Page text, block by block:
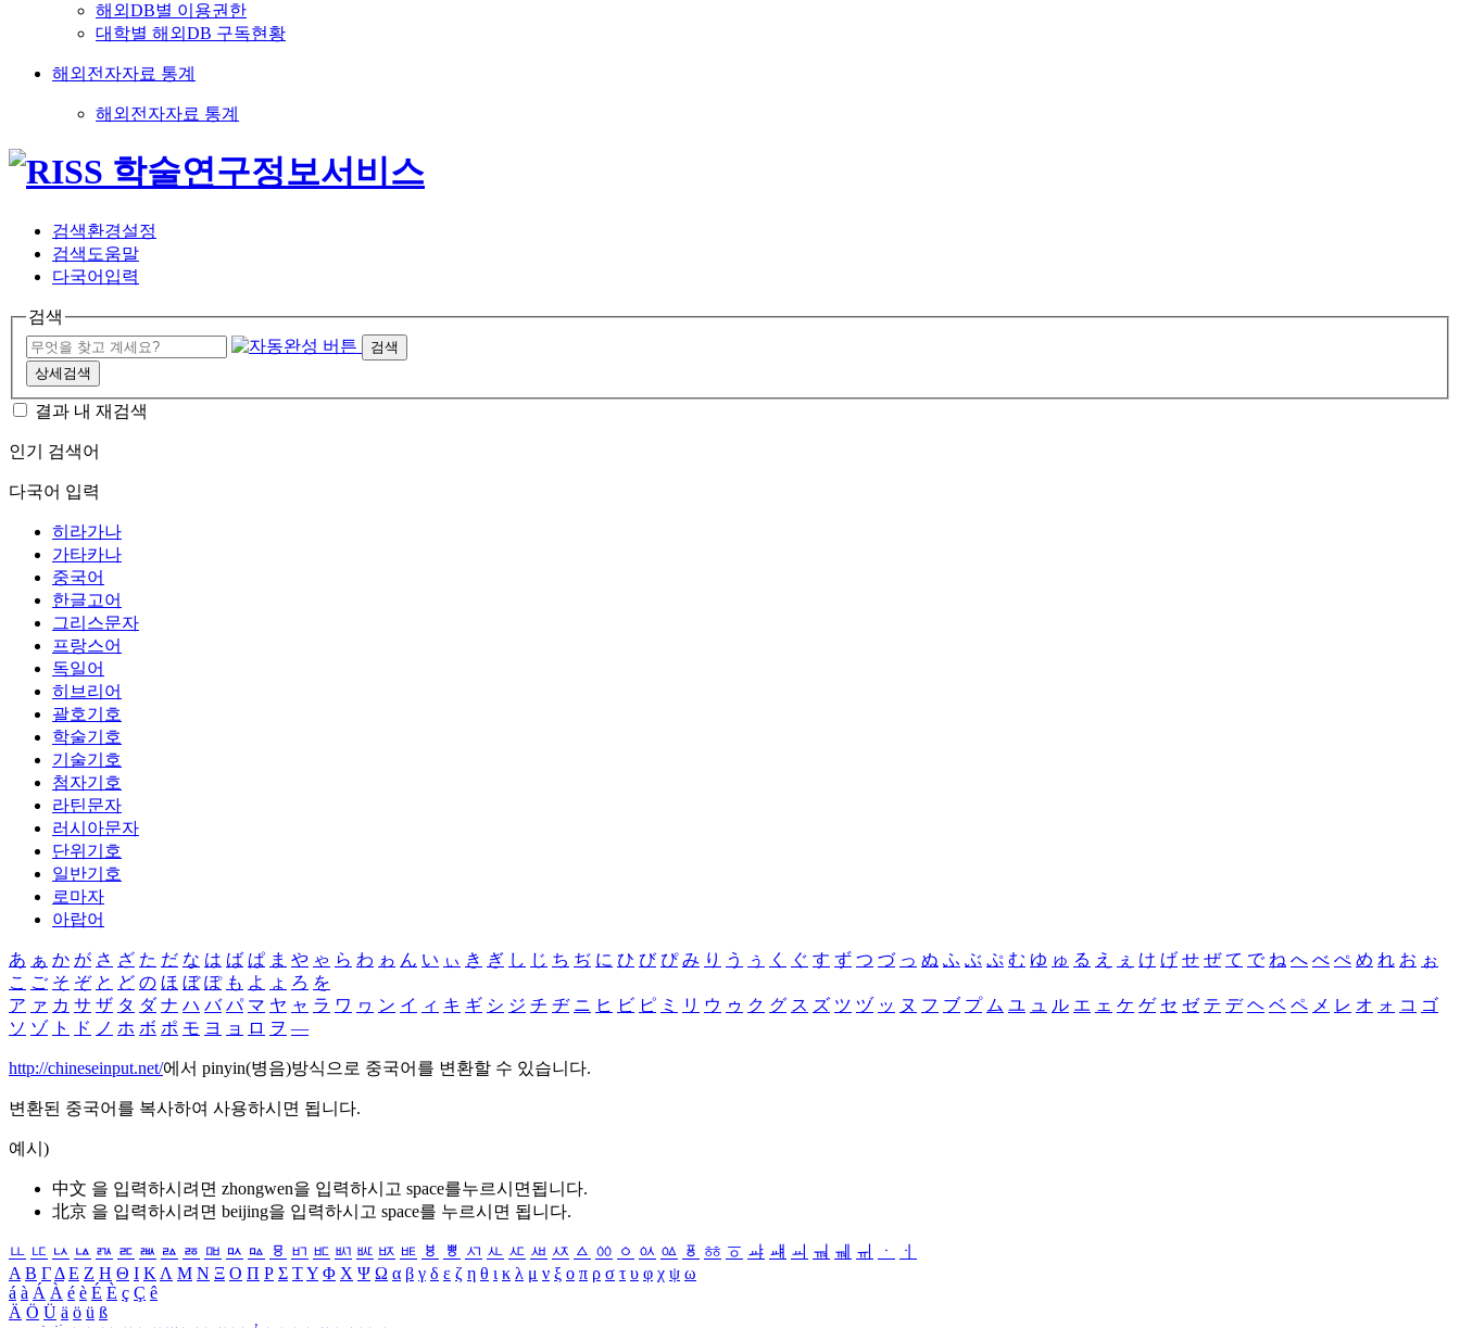
해외DB별 이용권한
대학별 해외DB 구독현황
해외전자자료 통계
해외전자자료 통계
검색환경설정
검색도움말
다국어입력
검색
검색
상세검색
결과 내 재검색
인기 검색어
다국어 입력
히라가나
가타카나
중국어
한글고어
그리스문자
프랑스어
독일어
히브리어
괄호기호
학술기호
기술기호
첨자기호
라틴문자
러시아문자
단위기호
일반기호
로마자
아랍어
あ ぁ か が さ ざ た だ な は ば ぱ ま や ゃ ら わ ゎ ん い ぃ き ぎ し じ ち ぢ に ひ び ぴ み り う ぅ く ぐ す ず つ づ っ ぬ ふ ぶ ぷ む ゆ ゅ る え ぇ け げ せ ぜ て で ね へ べ ぺ め れ お ぉ
こ ご そ ぞ と ど の ほ ぼ ぽ も よ ょ ろ を
ア ァ カ サ ザ タ ダ ナ ハ バ パ マ ヤ ャ ラ ワ ヮ ン イ ィ キ ギ シ ジ チ ヂ ニ ヒ ビ ピ ミ リ ウ ゥ ク グ ス ズ ツ ヅ ッ ヌ フ ブ プ ム ユ ュ ル エ ェ ケ ゲ セ ゼ テ デ ヘ ベ ペ メ レ オ ォ コ ゴ
ソ ゾ ト ド ノ ホ ボ ポ モ ヨ ョ ロ ヲ ―
http://chineseinput.net/에서 pinyin(병음)방식으로 중국어를 변환할 수 있습니다.
변환된 중국어를 복사하여 사용하시면 됩니다.
예시)
中文 을 입력하시려면 zhongwen을 입력하시고 space를누르시면됩니다.
北京 을 입력하시려면 beijing을 입력하시고 space를 누르시면 됩니다.
ㅥ ㅦ ㅧ ㅨ ㅩ ㅪ ㅫ ㅬ ㅭ ㅮ ㅯ ㅰ ㅱ ㅲ ㅳ ㅴ ㅵ ㅶ ㅷ ㅸ ㅹ ㅺ ㅻ ㅼ ㅽ ㅾ ㅿ ㆀ ㆁ ㆂ ㆃ ㆄ ㆅ ㆆ ㆇ ㆈ ㆉ ㆊ ㆋ ㆌ ㆍ
ㆎ
Α Β ΓΔ Ε Ζ Η Θ Ι ΚΛ Μ Ν Ξ Ο Π Ρ Σ ΤΥ Φ Χ Ψ Ω α β γ δ ε ζ η θ ι κ λ μ ν ξ ο π ρ σ τ υ φ χ ψ ω
á à Á À é è É È ç Ç ê
Ä Ö Ü ä ö ü ß